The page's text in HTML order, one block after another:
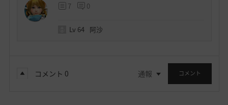
7 0
Lv 64 阿沙
コメント 0 通報 コメント